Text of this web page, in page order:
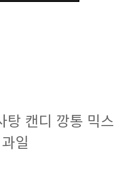
탕 캔디 깡통 믹스
일